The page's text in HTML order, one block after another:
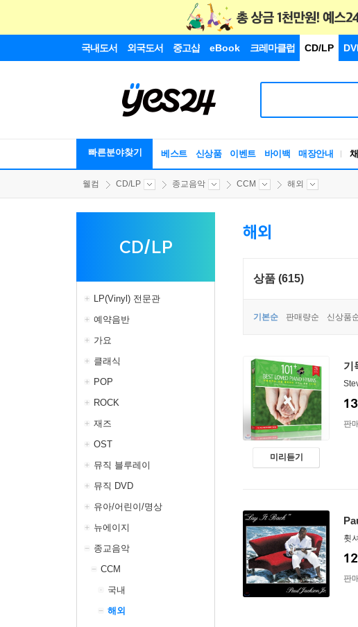
국내도서 외국도서 중고샵 eBook 크레마클럽 CD/LP
빠른분야찾기 베스트 신상품 이벤트 바이백 매장안내
웰컴 CD/LP 종교음악 CCM 해외
CD/LP
LP(Vinyl) 전문관
예약음반
가요
클래식
POP
ROCK
재즈
OST
뮤직 블루레이
뮤직 DVD
유아/어린이/명상
뉴에이지
종교음악
CCM
국내
해외
해외
상품 (615)
기본순 판매량순 신상품
미리듣기
기
판
휫
판